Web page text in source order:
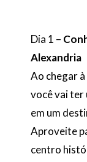
Dia 1 –
Alexandria
Ao chegar
você vai ter
em um
Aproveite
centro